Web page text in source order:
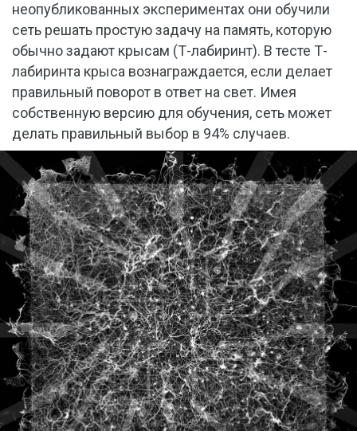
неопубликованных экспериментах они обучили
сеть решать простую задачу на память, которую
обычно задают крысам (Т-лабиринт). В тесте Т-
лабиринта крыса вознаграждается, если делает
правильный поворот в ответ на свет. Имея
собственную версию для обучения, сеть может
делать правильный выбор в 94% случаев.